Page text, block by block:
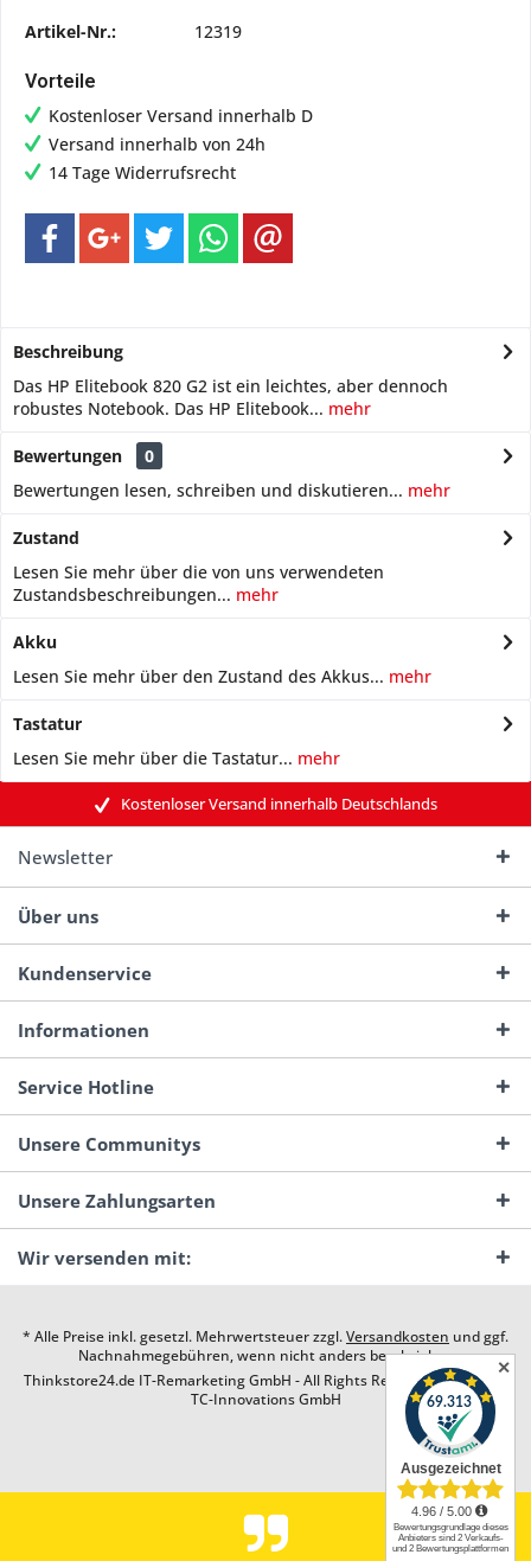
Artikel-Nr.: 12319
Vorteile
Kostenloser Versand innerhalb D
Versand innerhalb von 24h
14 Tage Widerrufsrecht
Beschreibung
Das HP Elitebook 820 G2 ist ein leichtes, aber dennoch
robustes Notebook. Das HP Elitebook... mehr
Bewertungen
0
Bewertungen lesen, schreiben und diskutieren... mehr
Zustand
Lesen Sie mehr über die von uns verwendeten
Zustandsbeschreibungen... mehr
Akku
Lesen Sie mehr über den Zustand des Akkus... mehr
Tastatur
Lesen Sie mehr über die Tastatur... mehr
Kostenloser Versand innerhalb Deutschlands
Newsletter
Über uns
Kundenservice
Informationen
Service Hotline
Unsere Communitys
Unsere Zahlungsarten
Wir versenden mit:
* Alle Preise inkl. gesetzl. Mehrwertsteuer zzgl.Versandkosten und ggf.
Nachnahmegebühren, wenn nicht anders beschrieben
Thinkstore24.de IT-Remarketing GmbH - All Rights Reserved. Design by
TC-Innovations GmbH
✕